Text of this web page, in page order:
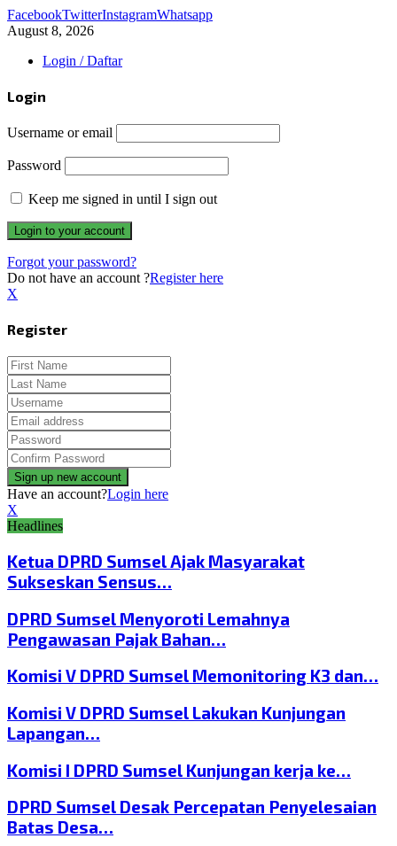
FacebookTwitterInstagramWhatsapp
August 8, 2026
Login / Daftar
Login
Username or email
Password
Keep me signed in until I sign out
Forgot your password?
Do not have an account ?Register here
X
Register
Have an account?Login here
X
Headlines
Ketua DPRD Sumsel Ajak Masyarakat
Sukseskan Sensus…
DPRD Sumsel Menyoroti Lemahnya
Pengawasan Pajak Bahan…
Komisi V DPRD Sumsel Memonitoring K3 dan…
Komisi V DPRD Sumsel Lakukan Kunjungan
Lapangan…
Komisi I DPRD Sumsel Kunjungan kerja ke…
DPRD Sumsel Desak Percepatan Penyelesaian
Batas Desa…